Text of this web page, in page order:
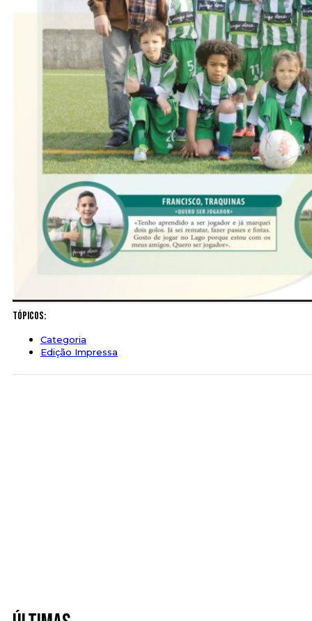
Tópicos:
Categoria
Edição Impressa